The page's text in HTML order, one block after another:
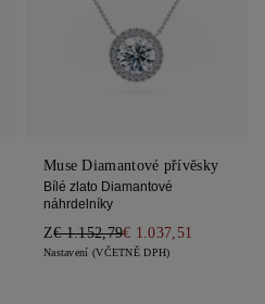
Muse Diamantové přívěsky
Bílé zlato Diamantové
náhrdelníky
Z€ 1.152,79€ 1.037,51
Nastavení (VČETNĚ DPH)